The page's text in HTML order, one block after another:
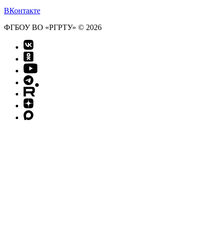
ВКонтакте
ФГБОУ ВО «РГРТУ» © 2026